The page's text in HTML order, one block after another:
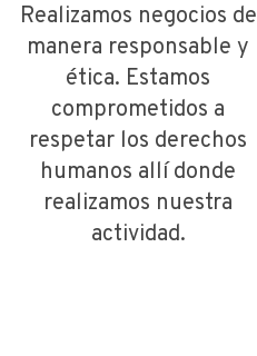
Realizamos negocios de
manera responsable y
ética. Estamos
comprometidos a
respetar los derechos
humanos allí donde
realizamos nuestra
actividad.